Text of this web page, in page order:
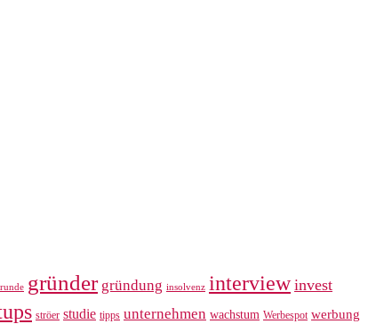
gründer gründung insolvenz interview invest
ströer studie tipps unternehmen wachstum Werbespot werbung